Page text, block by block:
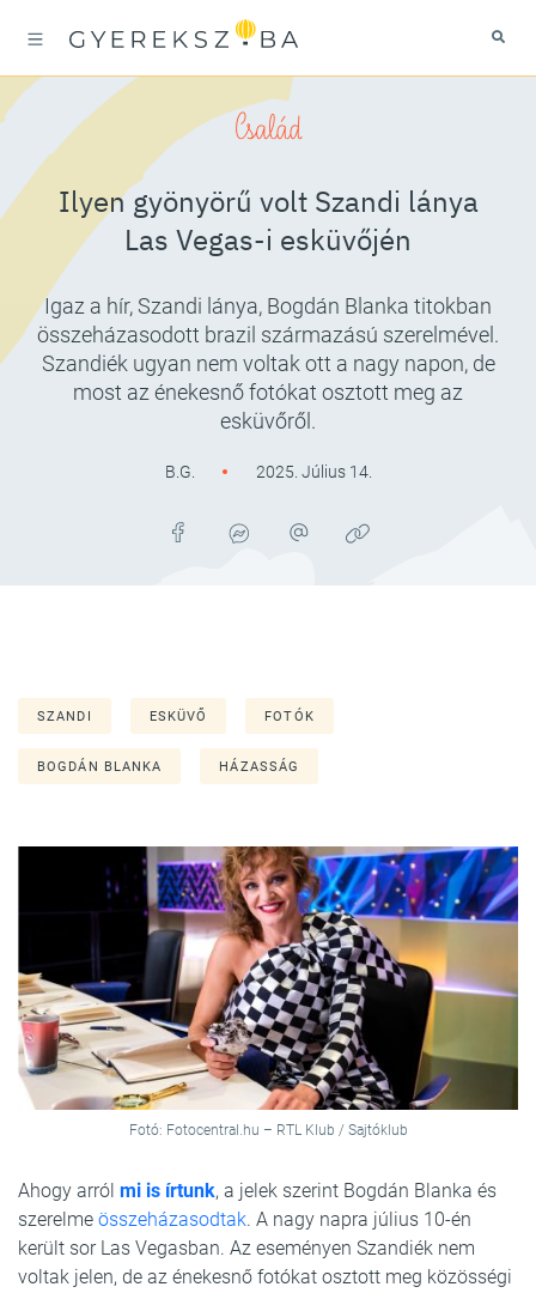
Család
Ilyen gyönyörű volt Szandi lánya
Las Vegas-i esküvőjén
Igaz a hír, Szandi lánya, Bogdán Blanka titokban
összeházasodott brazil származású szerelmével.
Szandiék ugyan nem voltak ott a nagy napon, de
most az énekesnő fotókat osztott meg az
esküvőről.
B.G. 2025. Július 14.
SZANDI ESKÜVŐ FOTÓK
BOGDÁN BLANKA HÁZASSÁG
Fotó: Fotocentral.hu – RTL Klub / Sajtóklub
Ahogy arról mi is írtunk, a jelek szerint Bogdán Blanka és
szerelme összeházasodtak. A nagy napra július 10-én
került sor Las Vegasban. Az eseményen Szandiék nem
voltak jelen, de az énekesnő fotókat osztott meg közösségi